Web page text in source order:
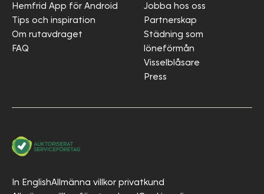
Hemfrid App för Android
Tips och inspiration
Om rutavdraget
FAQ
Jobba hos oss
Partnerskap
Städning som
löneförmån
Visselblåsare
Press
In EnglishAllmänna villkor privatkund